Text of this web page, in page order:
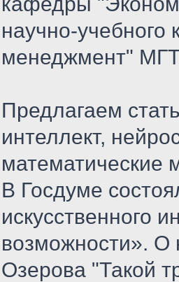
научно-
менеджмент"
Предлагаем
интеллект,
математические
В Госдуме
искусственного
возможности». О
Озерова "Такой